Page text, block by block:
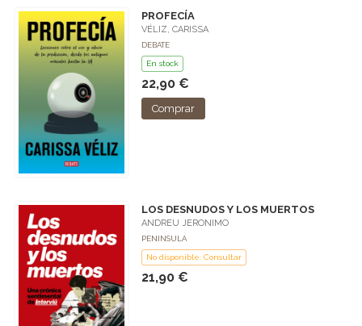
PROFECÍA
VÉLIZ, CARISSA
DEBATE
En stock
22,90 €
Comprar
LOS DESNUDOS Y LOS MUERTOS
ANDREU JERONIMO
PENINSULA
No disponible: Consultar
21,90 €